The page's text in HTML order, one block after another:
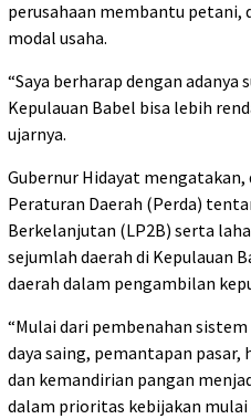
perusahaan membantu petani,
modal usaha.
“Saya berharap dengan adanya
Kepulauan Babel bisa lebih
ujarnya.
Gubernur Hidayat
Peraturan Daerah (Perda)
Berkelanjutan (LP2B) serta
sejumlah daerah di Kepulauan
daerah dalam pengambilan
“Mulai dari pembenahan
daya saing, pemantapan
dan kemandirian pangan
dalam prioritas kebijakan mulai